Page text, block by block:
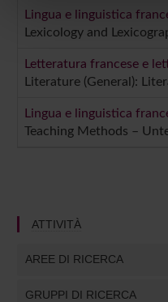
nostri partner che si
pubblicità e social
raccolto dal tuo utilizzo
Lingua e linguistica
Lexicology and
Letteratura francese e
Literature (General):
Lingua e linguistica
Teaching Methods –
ATTIVITÀ
AREE DI RICERCA
GRUPPI DI RICERCA